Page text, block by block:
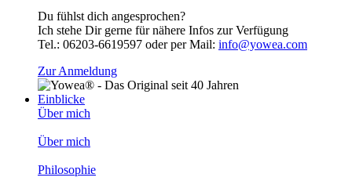
Du fühlst dich angesprochen?
Ich stehe Dir gerne für nähere Infos zur Verfügung
Tel.: 06203-6619597 oder per Mail: info@yowea.com
Zur Anmeldung
Einblicke
Über mich
Über mich
Philosophie